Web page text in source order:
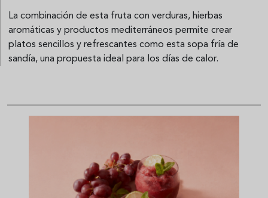
La combinación de esta fruta con verduras, hierbas
aromáticas y productos mediterráneos permite crear
platos sencillos y refrescantes como esta sopa fría de
sandía, una propuesta ideal para los días de calor.